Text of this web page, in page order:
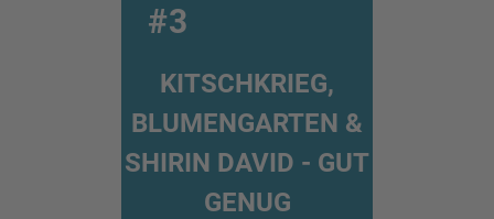
#3
KITSCHKRIEG,
BLUMENGARTEN &
SHIRIN DAVID - GUT
GENUG